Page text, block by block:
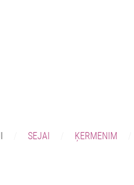
SEJAI ĶERMENIM